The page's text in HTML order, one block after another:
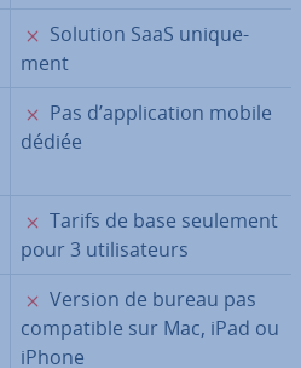
✗
Solution SaaS uni­que­
ment
✗
Pas d’ap­pli­ca­tion mobile
dédiée
✗
Tarifs de base seulement
pour 3 uti­li­sa­teurs
✗
Version de bureau pas
com­pa­tible sur Mac, iPad ou
iPhone